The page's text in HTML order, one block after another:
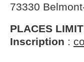
73330
PLACES
Inscription :